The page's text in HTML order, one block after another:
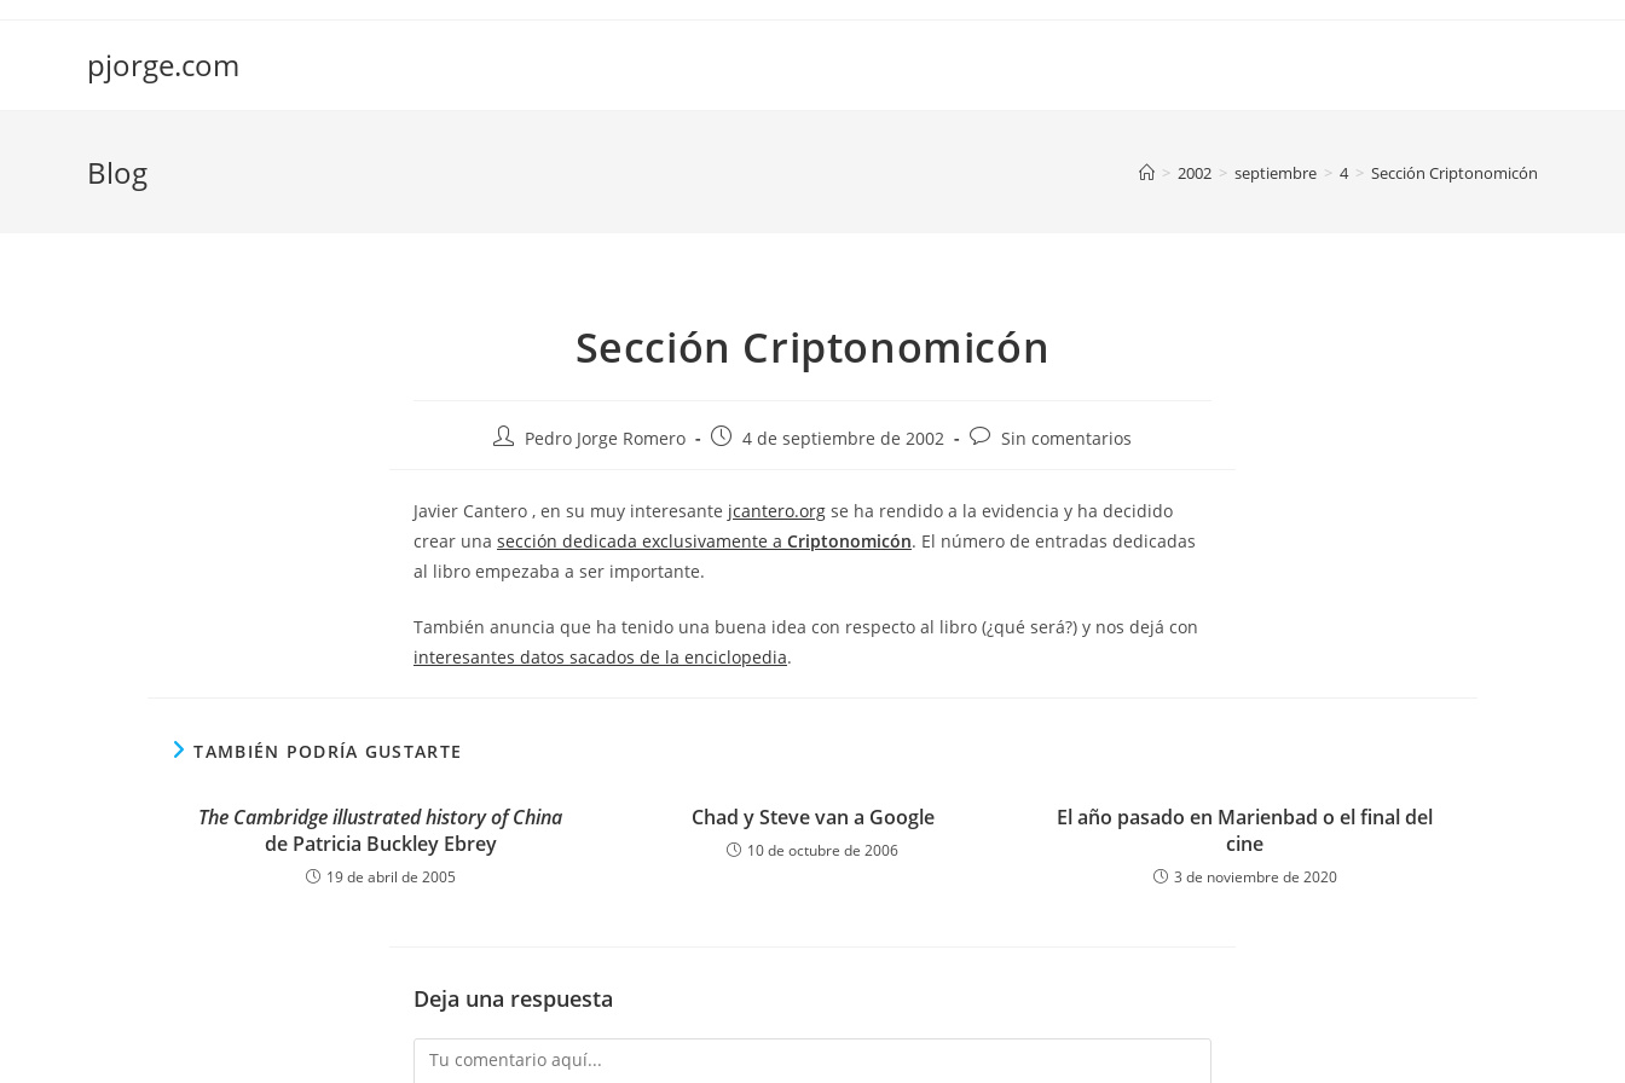
pjorge.com
Blog > 2002 > septiembre > 4 > Sección Criptonomicón
Sección Criptonomicón
Autor
entrada:
Pedro Jorge Romero
Publicación
entrada:
4 de septiembre de 2002
Comentarios
entrada:
Sin comentarios
Javier Cantero , en su muy interesante jcantero.org se ha rendido a la evidencia y ha decidido
crear una sección dedicada exclusivamente a Criptonomicón. El número de entradas dedicadas
al libro empezaba a ser importante.
También anuncia que ha tenido una buena idea con respecto al libro (¿qué será?) y nos dejá con
interesantes datos sacados de la enciclopedia.
TAMBIÉN PODRÍA GUSTARTE
The Cambridge illustrated history of China
de Patricia Buckley Ebrey
19 de abril de 2005
Chad y Steve van a Google
10 de octubre de 2006
El año pasado en Marienbad o el final del
cine
3 de noviembre de 2020
Deja una respuesta
Comentario